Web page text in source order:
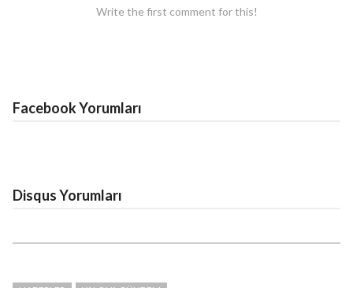
Write the first comment for this!
Facebook Yorumları
Disqus Yorumları